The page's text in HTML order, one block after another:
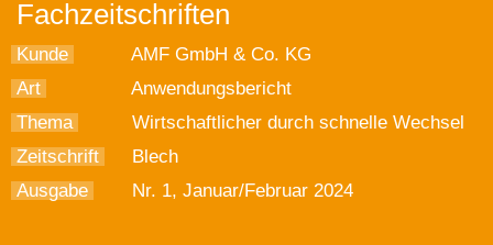
Fachzeitschriften
Kunde
AMF GmbH & Co. KG
Art
Anwendungsbericht
Thema
Wirtschaftlicher durch schnelle Wechsel
Zeitschrift
Blech
Ausgabe
Nr. 1, Januar/Februar 2024